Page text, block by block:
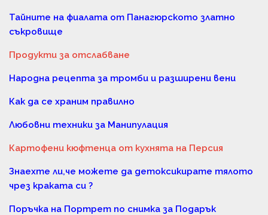
Тайните на фиалата от Панагюрското златно
съкровище
Продукти за отслабване
Народна рецепта за тромби и разширени вени
Как да се храним правилно
Любовни техники за Манипулация
Картофени кюфтенца от кухнята на Персия
Знаехте ли,че можете да детоксикирате тялото
чрез краката си ?
Поръчка на Портрет по снимка за Подарък